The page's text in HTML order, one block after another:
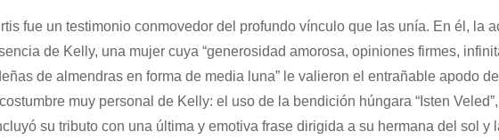
fue un testimonio conmovedor del profundo vínculo que las unía. En él, la
de Kelly, una mujer cuya “generosidad amorosa, opiniones firmes,
de almendras en forma de media luna” le valieron el entrañable apodo
muy personal de Kelly: el uso de la bendición húngara “Isten
su tributo con una última y emotiva frase dirigida a su hermana del sol y